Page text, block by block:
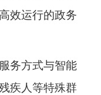
效运行的政务
务方式与智能
疾人等特殊群